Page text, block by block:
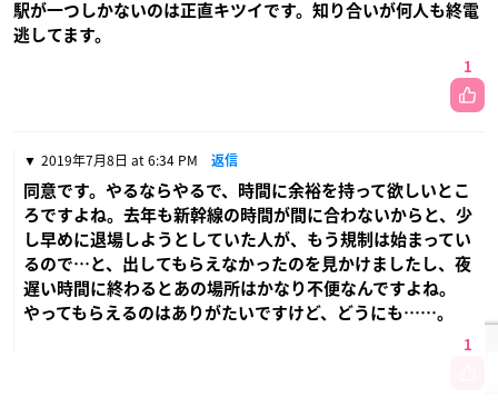
駅が一つしかないのは正直キツイです。知り合いが何人も終電
逃してます。
1
2019年7月8日 at 6:34 PM 返信
同意です。やるならやるで、時間に余裕を持って欲しいとこ
ろですよね。去年も新幹線の時間が間に合わないからと、少
し早めに退場しようとしていた人が、もう規制は始まってい
るので…と、出してもらえなかったのを見かけましたし、夜
遅い時間に終わるとあの場所はかなり不便なんですよね。
やってもらえるのはありがたいですけど、どうにも……。
1